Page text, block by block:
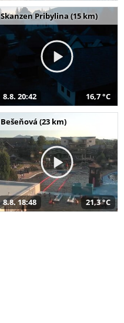
Skanzen Pribylina (15 km)
8.8. 20:42 16,7 °C
Bešeňová (23 km)
8.8. 18:48 21,3 °C